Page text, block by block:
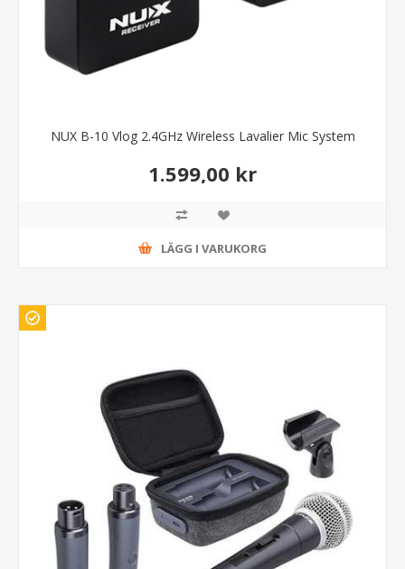
NUX B-10 Vlog 2.4GHz Wireless Lavalier Mic System
1.599,00 kr
LÄGG I VARUKORG